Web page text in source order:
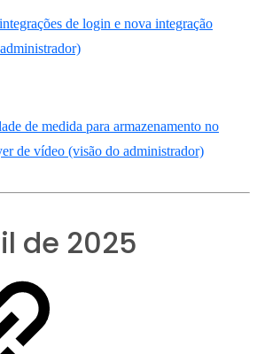
de login e nova integração
de medida para armazenamento no
de vídeo (visão do administrador)
de 2025